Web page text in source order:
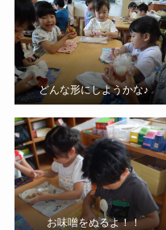
どんな形にしようかな♪
お味噌をぬるよ！！